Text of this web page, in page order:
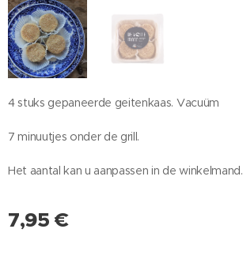
4 stuks gepaneerde geitenkaas. Vacuüm
7 minuutjes onder de grill.
Het aantal kan u aanpassen in de winkelmand.
7,95 €